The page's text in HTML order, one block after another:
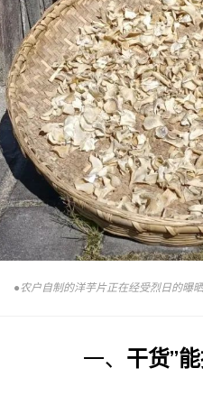
●农户自制的洋芋片正在经受烈日的曝
一、 干货”